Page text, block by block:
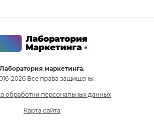
Лаборатория маркетинга.
2026 Все права защищены.
обработки персональных данных
Карта сайта